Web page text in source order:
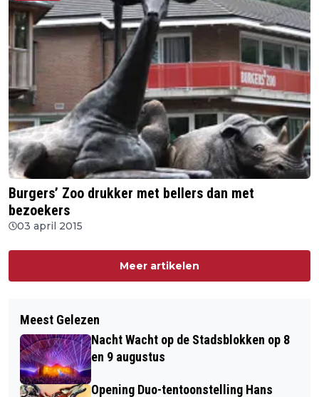
Burgers’ Zoo drukker met bellers dan met
bezoekers
03 april 2015
Meer artikelen
Meest Gelezen
Nacht Wacht op de Stadsblokken op 8
en 9 augustus
Opening Duo-tentoonstelling Hans